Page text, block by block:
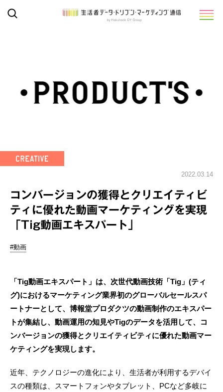
2022.03.14
コンバージョンの獲得とクリエイティビ
ティに優れた動画マーケティングを実現
「Tig動画エキスパート」
#動画
「Tig動画エキスパート」は、次世代動画技術「Tig」(ティ
グ)におけるマーケティング業界初のグローバルセールスパ
ートナーとして、博報堂プロダクツの動画制作のエキスパー
トが集結し、動画運用の知見やTigのデータを活用して、コ
ンバージョンの獲得とクリエイティビティに優れた動画マー
ケティングを実現します。
近年、テクノロジーの進化により、生活者が利用するデバイ
スの種類は、スマートフォンやタブレット、PCなど多岐に